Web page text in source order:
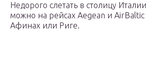
Недорого слетать в столицу
можно на рейсах Aegean и
Афинах или Риге.